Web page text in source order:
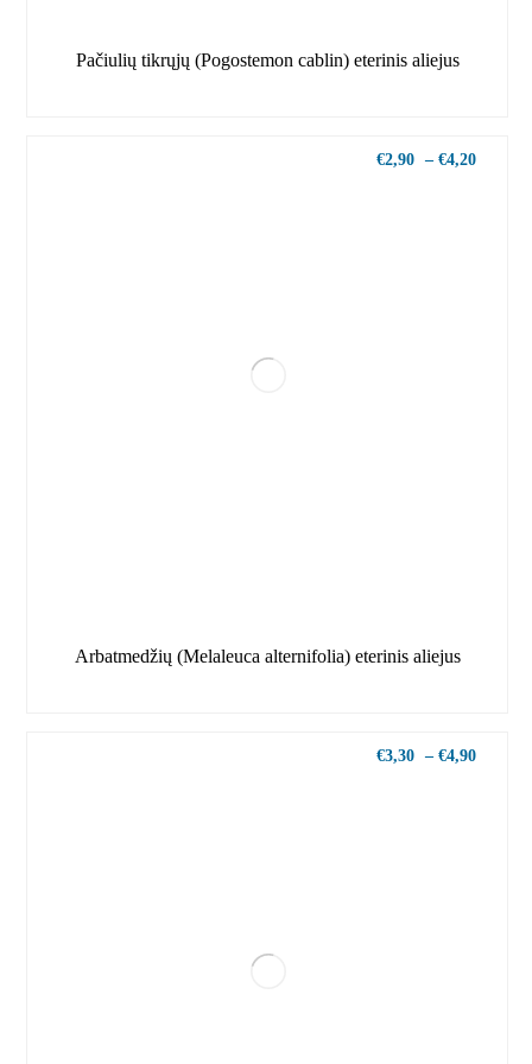
Pačiulių tikrųjų (Pogostemon cablin) eterinis aliejus
Arbatmedžių (Melaleuca alternifolia) eterinis aliejus
€2,90 – €4,20
€3,30 – €4,90